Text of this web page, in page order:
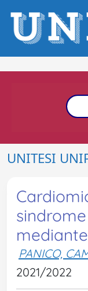
UNITESI
PANICO,
2021/2022